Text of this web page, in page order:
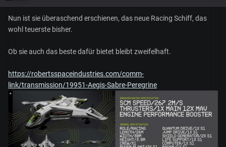
Nun ist sie überaschend erschienen, das neue Racing Schiff, das
wohl teuerste bisher.
Ob sie auch das beste dafür bietet bleibt zweifelhaft.
https://robertsspaceindustries.com/comm-
link/transmission/19951-Aegis-Sabre-Peregrine